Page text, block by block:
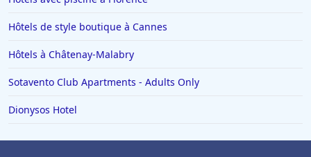
Hôtels de style boutique à Cannes
Hôtels à Châtenay-Malabry
Sotavento Club Apartments - Adults Only
Dionysos Hotel